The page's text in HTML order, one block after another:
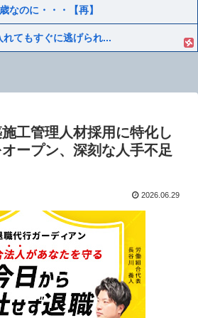
なのに・・・【再】
てもすぐに逃げられ...
施工管理人材採用に特化し
ープン、深刻な人手不足
2026.06.29